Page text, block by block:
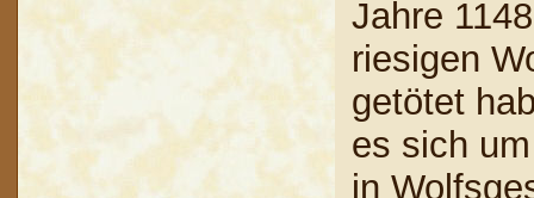
Jahre
riesigen
getötet
es sich
in